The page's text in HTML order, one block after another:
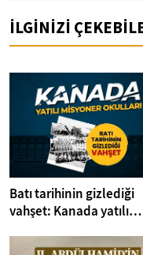
İLGİNİZİ
Batı tarihinin gizlediği
vahşet: Kanada yatılı